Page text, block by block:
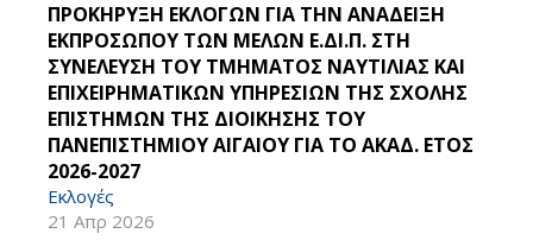
ΠΡΟΚΗΡΥΞΗ ΕΚΛΟΓΩΝ ΓΙΑ ΤΗΝ ΑΝΑΔΕΙΞΗ
ΕΚΠΡΟΣΩΠΟΥ ΤΩΝ ΜΕΛΩΝ Ε.ΔΙ.Π. ΣΤΗ
ΣΥΝΕΛΕΥΣΗ ΤΟΥ ΤΜΗΜΑΤΟΣ ΝΑΥΤΙΛΙΑΣ ΚΑΙ
ΕΠΙΧΕΙΡΗΜΑΤΙΚΩΝ ΥΠΗΡΕΣΙΩΝ ΤΗΣ ΣΧΟΛΗΣ
ΕΠΙΣΤΗΜΩΝ ΤΗΣ ΔΙΟΙΚΗΣΗΣ ΤΟΥ
ΠΑΝΕΠΙΣΤΗΜΙΟΥ ΑΙΓΑΙΟΥ ΓΙΑ ΤΟ ΑΚΑΔ. ΕΤΟΣ
2026-2027
Εκλογές
21 Απρ 2026